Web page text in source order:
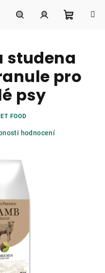
košík
studena
pro
psy
FOOD
hodnocení